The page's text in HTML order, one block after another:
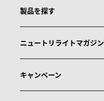
製品を探す
ニュートリライトマガジン
キャンペーン